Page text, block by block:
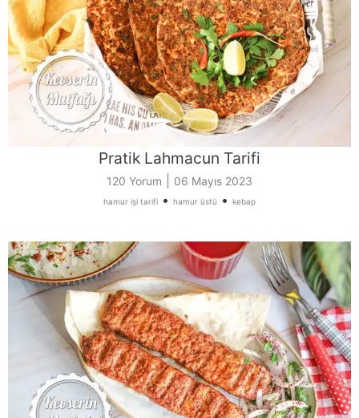
Pratik Lahmacun Tarifi
120 Yorum 06 Mayıs 2023
hamur işi tarifi • hamur üstü • kebap